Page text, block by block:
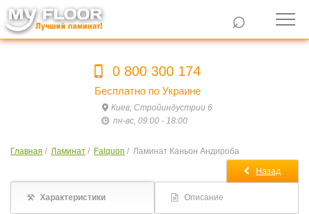
⌕
0 800 300 174
Бесплатно по Украине
Киев, Стройиндустрии 6
пн-вс, 09:00 - 18:00
Главная / Ламинат / Falquon / Ламинат Каньон Андироба
Характеристики Описание
Назад